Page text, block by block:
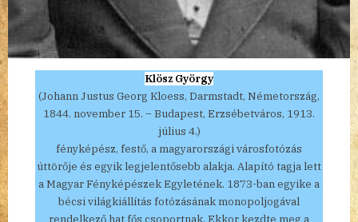
Klösz György
(Johann Justus Georg Kloess, Darmstadt, Németország,
1844. november 15. – Budapest, Erzsébetváros, 1913.
július 4.)
fényképész, festő, a magyarországi városfotózás
úttörője és egyik legjelentősebb alakja. Alapító tagja lett
a Magyar Fényképészek Egyletének. 1873-ban egyike a
bécsi világkiállítás fotózásának monopoljogával